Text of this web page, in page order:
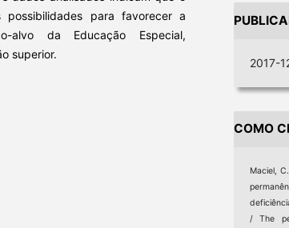
para favorecer a
alvo da Educação Especial,
superior.
2017-
COMO
Maciel,
/ The